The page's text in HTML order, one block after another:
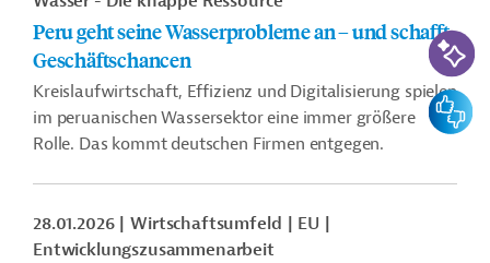
Peru geht seine Wasserprobleme an – und schafft
Geschäftschancen
Kreislaufwirtschaft, Effizienz und Digitalisierung spielen
im peruanischen Wassersektor eine immer größere
Rolle. Das kommt deutschen Firmen entgegen.
28.01.2026 Wirtschaftsumfeld
EU
Entwicklungszusammenarbeit
KI-